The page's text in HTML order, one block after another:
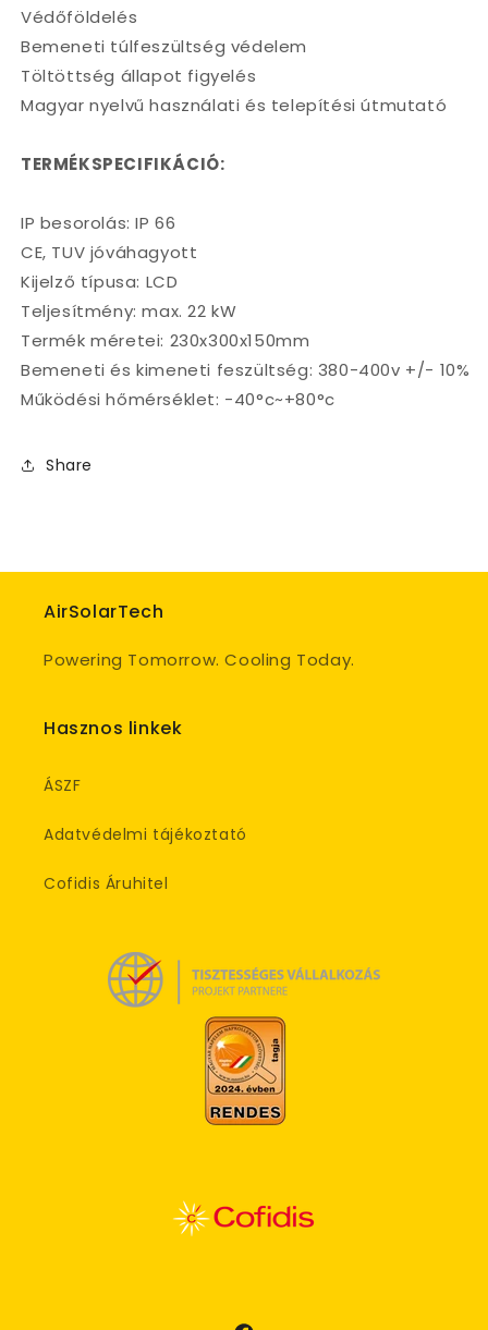
Védőföldelés
Bemeneti túlfeszültség védelem
Töltöttség állapot figyelés
Magyar nyelvű használati és telepítési útmutató
TERMÉKSPECIFIKÁCIÓ:
IP besorolás: IP 66
CE, TUV jóváhagyott
Kijelző típusa: LCD
Teljesítmény: max. 22 kW
Termék méretei: 230x300x150mm
Bemeneti és kimeneti feszültség: 380-400v +/- 10%
Működési hőmérséklet: -40°c~+80°c
Share
AirSolarTech
Powering Tomorrow. Cooling Today.
Hasznos linkek
ÁSZF
Adatvédelmi tájékoztató
Cofidis Áruhitel